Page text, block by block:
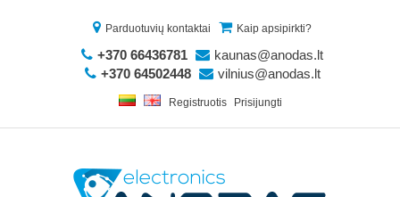
Parduotuvių kontaktai Kaip apsipirkti?
+370 66436781
kaunas@anodas.lt
+370 64502448
vilnius@anodas.lt
Registruotis Prisijungti